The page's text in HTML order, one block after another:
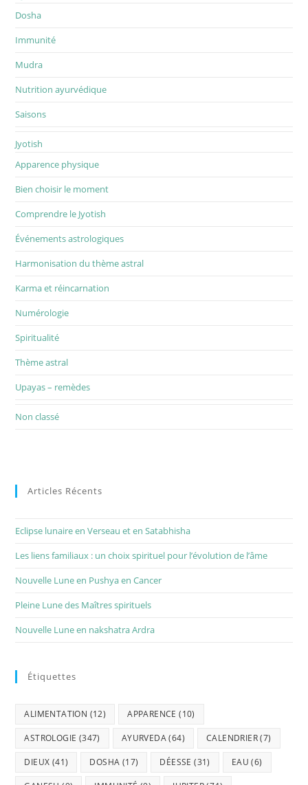
Dosha
Immunité
Mudra
Nutrition ayurvédique
Saisons
Jyotish
Apparence physique
Bien choisir le moment
Comprendre le Jyotish
Événements astrologiques
Harmonisation du thème astral
Karma et réincarnation
Numérologie
Spiritualité
Thème astral
Upayas – remèdes
Non classé
Articles Récents
Eclipse lunaire en Verseau et en Satabhisha
Les liens familiaux : un choix spirituel pour l’évolution de l’âme
Nouvelle Lune en Pushya en Cancer
Pleine Lune des Maîtres spirituels
Nouvelle Lune en nakshatra Ardra
Étiquettes
ALIMENTATION (12) APPARENCE (10)
ASTROLOGIE (347) AYURVEDA(64) CALENDRIER(7)
DIEUX (41) DOSHA (17) DÉESSE (31) EAU (6)